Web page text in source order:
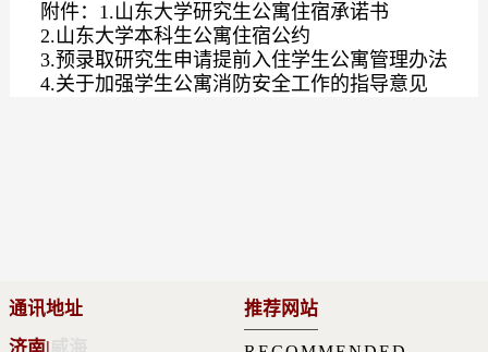
附件：1.山东大学研究生公寓住宿承诺书
2.山东大学本科生公寓住宿公约
3.预录取研究生申请提前入住学生公寓管理办法
4.关于加强学生公寓消防安全工作的指导意见
通讯地址
推荐网站